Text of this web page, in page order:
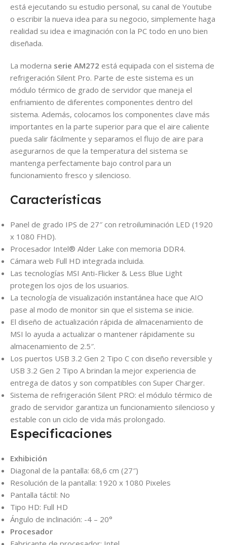
está ejecutando su estudio personal, su canal de Youtube
o escribir la nueva idea para su negocio, simplemente haga
realidad su idea e imaginación con la PC todo en uno bien
diseñada.
La moderna serie AM272 está equipada con el sistema de
refrigeración Silent Pro. Parte de este sistema es un
módulo térmico de grado de servidor que maneja el
enfriamiento de diferentes componentes dentro del
sistema. Además, colocamos los componentes clave más
importantes en la parte superior para que el aire caliente
pueda salir fácilmente y separamos el flujo de aire para
asegurarnos de que la temperatura del sistema se
mantenga perfectamente bajo control para un
funcionamiento fresco y silencioso.
Características
Panel de grado IPS de 27″ con retroiluminación LED (1920
x 1080 FHD).
Procesador Intel® Alder Lake con memoria DDR4.
Cámara web Full HD integrada incluida.
Las tecnologías MSI Anti-Flicker & Less Blue Light
protegen los ojos de los usuarios.
La tecnología de visualización instantánea hace que AIO
pase al modo de monitor sin que el sistema se inicie.
El diseño de actualización rápida de almacenamiento de
MSI lo ayuda a actualizar o mantener rápidamente su
almacenamiento de 2.5″.
Los puertos USB 3.2 Gen 2 Tipo C con diseño reversible y
USB 3.2 Gen 2 Tipo A brindan la mejor experiencia de
entrega de datos y son compatibles con Super Charger.
Sistema de refrigeración Silent PRO: el módulo térmico de
grado de servidor garantiza un funcionamiento silencioso y
estable con un ciclo de vida más prolongado.
Especificaciones
Exhibición
Diagonal de la pantalla: 68,6 cm (27″)
Resolución de la pantalla: 1920 x 1080 Pixeles
Pantalla táctil: No
Tipo HD: Full HD
Ángulo de inclinación: -4 – 20°
Procesador